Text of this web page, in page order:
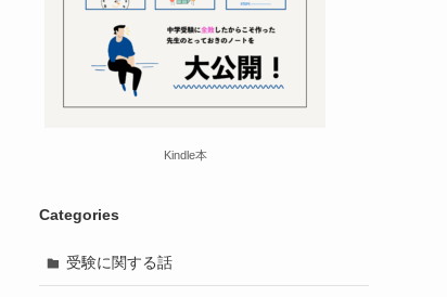
Kindle本
Categories
受験に関する話